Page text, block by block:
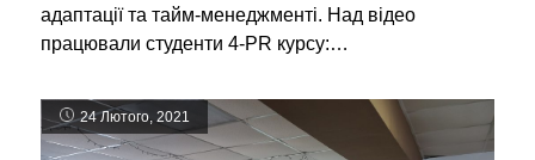
адаптації та тайм-менеджменті. Над відео
працювали студенти 4-PR курсу:…
24 Лютого, 2021